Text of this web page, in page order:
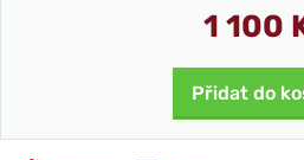
1 100
Přidat do